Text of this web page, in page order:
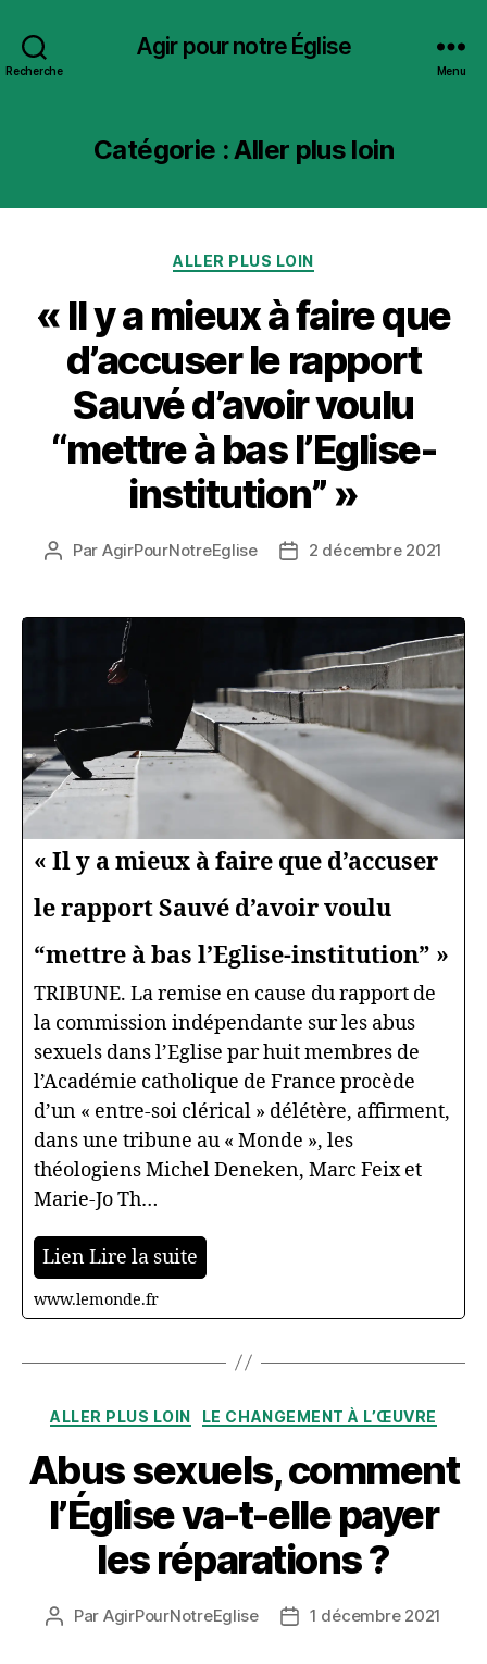
Recherche
Agir pour notre Église
Menu
Catégorie :Aller plus loin
Catégories
ALLER PLUS LOIN
« Il y a mieux à faire que
d’accuser le rapport
Sauvé d’avoir voulu
“mettre à bas l’Eglise-
institution” »
Auteur
Par AgirPourNotreEglise
Date2 décembre 2021
« Il y a mieux à faire que d’accuser
le rapport Sauvé d’avoir voulu
“mettre à bas l’Eglise-institution” »
TRIBUNE. La remise en cause du rapport de
la commission indépendante sur les abus
sexuels dans l’Eglise par huit membres de
l’Académie catholique de France procède
d’un « entre-soi clérical » délétère, affirment,
dans une tribune au « Monde », les
théologiens Michel Deneken, Marc Feix et
Marie-Jo Th…
Lien Lire la suite
www.lemonde.fr
Catégories
ALLER PLUS LOIN LE CHANGEMENT À L’ŒUVRE
Abus sexuels, comment
l’Église va-t-elle payer
les réparations ?
Auteur
Par AgirPourNotreEglise
Date1 décembre 2021